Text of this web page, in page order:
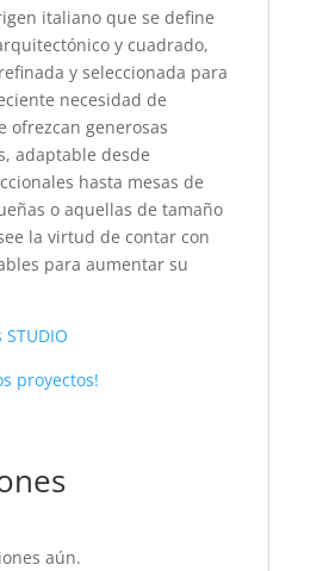
italiano que se define
y cuadrado,
y seleccionada para
necesidad de
ofrezcan generosas
adaptable desde
hasta mesas de
o aquellas de tamaño
la virtud de contar con
para aumentar su
proyectos!
aún.